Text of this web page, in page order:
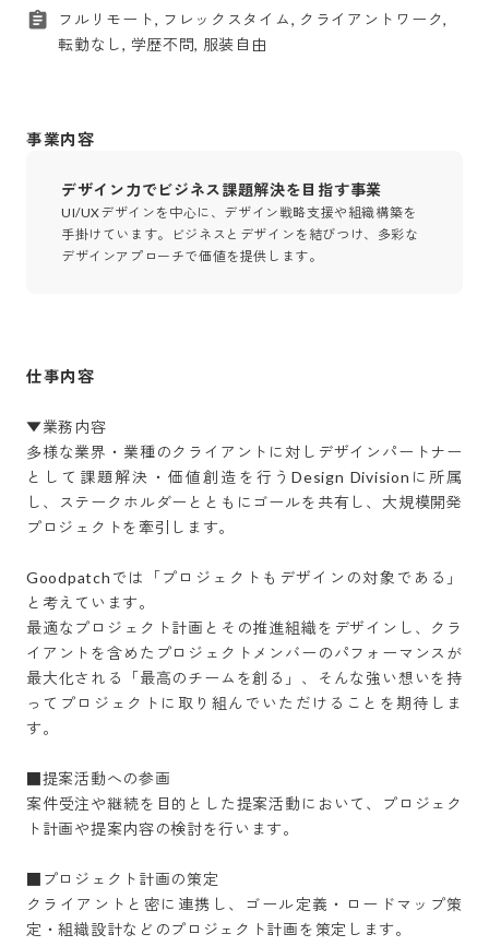
フルリモート, フレックスタイム, クライアントワーク,
転勤なし, 学歴不問, 服装自由
事業内容
デザイン力でビジネス課題解決を目指す事業
UI/UXデザインを中心に、デザイン戦略支援や組織構築を
手掛けています。ビジネスとデザインを結びつけ、多彩な
デザインアプローチで価値を提供します。
仕事内容
▼業務内容
多様な業界・業種のクライアントに対しデザインパートナー
として課題解決・価値創造を行うDesign Divisionに所属
し、ステークホルダーとともにゴールを共有し、大規模開発
プロジェクトを牽引します。
Goodpatchでは「プロジェクトもデザインの対象である」
と考えています。
最適なプロジェクト計画とその推進組織をデザインし、クラ
イアントを含めたプロジェクトメンバーのパフォーマンスが
最大化される「最高のチームを創る」、そんな強い想いを持
ってプロジェクトに取り組んでいただけることを期待しま
す。
■提案活動への参画
案件受注や継続を目的とした提案活動において、プロジェク
ト計画や提案内容の検討を行います。
■プロジェクト計画の策定
クライアントと密に連携し、ゴール定義・ロードマップ策
定・組織設計などのプロジェクト計画を策定します。